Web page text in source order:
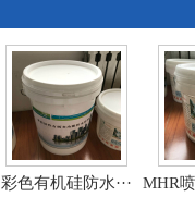
彩色有机硅防水···
MHR